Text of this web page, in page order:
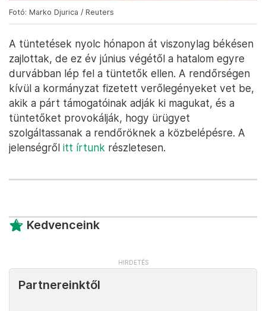
Fotó: Marko Djurica / Reuters
A tüntetések nyolc hónapon át viszonylag békésen
zajlottak, de ez év június végétől a hatalom egyre
durvábban lép fel a tüntetők ellen. A rendőrségen
kívül a kormányzat fizetett verőlegényeket vet be,
akik a párt támogatóinak adják ki magukat, és a
tüntetőket provokálják, hogy ürügyet
szolgáltassanak a rendőröknek a közbelépésre. A
jelenségről itt írtunk részletesen.
Kedvenceink
Partnereinktől